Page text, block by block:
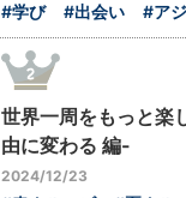
#学び #出会い #ア
世界一周をもっと楽
由に変わる 編-
2024/12/23